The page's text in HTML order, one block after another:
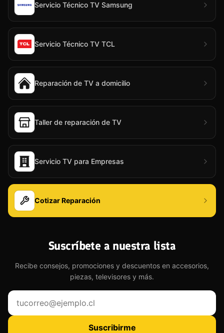
Servicio Técnico TV Samsung
Servicio Técnico TV TCL
Reparación de TV a domicilio
Taller de reparación de TV
Servicio TV para Empresas
Cotizar Reparación
Suscríbete a nuestra lista
Recibe consejos, promociones y descuentos en accesorios,
piezas, televisores y más.
Tu correo electrónico
Suscribirme